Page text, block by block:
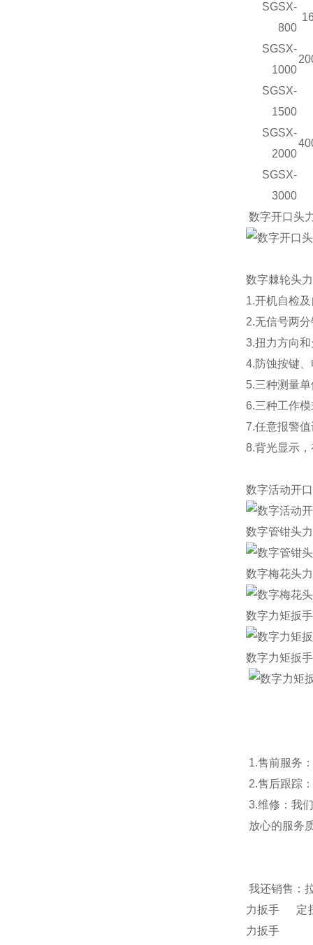
SGSX-
800
SGSX-
1000
SGSX-
1500
SGSX-
2000
SGSX-
3000
数字开口头
数字棘轮头
1.开机自检
2.无信号两
3.扭力方向
4.防蚀按键
5.三种测量
6.三种工作
7.任意报警
8.背光显示
数字活动开
数字管钳头
数字梅花头
数字力矩扳
数字力矩扳
1.售前服务
2.售后跟踪
3.维修：我
放心的服务
我还销售：
力扳手 定
力扳手